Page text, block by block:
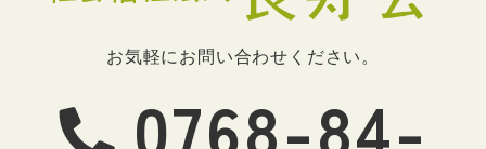
お気軽にお問い合わせください。
0768-84-